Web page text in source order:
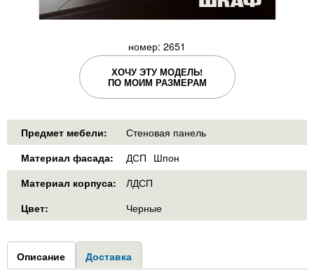
номер: 2651
ХОЧУ ЭТУ МОДЕЛЬ!
ПО МОИМ РАЗМЕРАМ
Предмет мебели:
Стеновая панель
Материал фасада:
ДСП Шпон
Материал корпуса:
ЛДСП
Цвет:
Черные
Group1
Описание (активная
вкладка)
Доставка